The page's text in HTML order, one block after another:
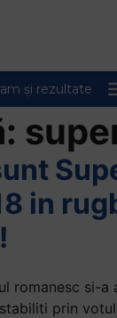
in
romanesc si-a
prin